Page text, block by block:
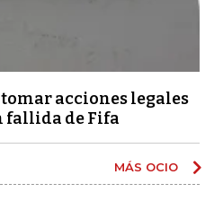
acciones legales
de Fifa
MÁS OCIO